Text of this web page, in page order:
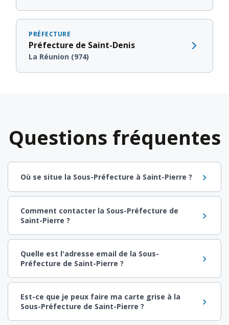
PRÉFECTURE
Préfecture de Saint-Denis
La Réunion (974)
Questions fréquentes
Où se situe la Sous-Préfecture à Saint-Pierre ?
Comment contacter la Sous-Préfecture de
Saint-Pierre ?
Quelle est l'adresse email de la Sous-
Préfecture de Saint-Pierre ?
Est-ce que je peux faire ma carte grise à la
Sous-Préfecture de Saint-Pierre ?